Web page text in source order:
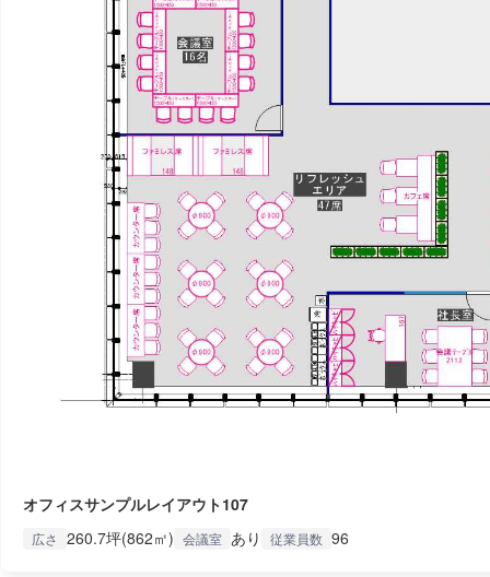
オフィスサンプルレイアウト107
広さ 260.7坪(862㎡) 会議室 あり 従業員数 96